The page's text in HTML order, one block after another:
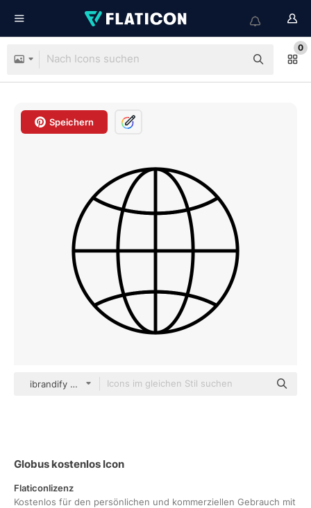
0
Speichern
ibrandify Detailed Outline
Globus kostenlos Icon
Flaticonlizenz
Kostenlos für den persönlichen und kommerziellen Gebrauch mit